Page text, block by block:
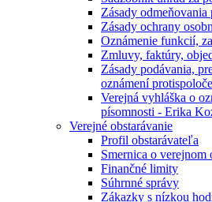
Zásady
Zásady ochrany
Oznámenie funkcií,
Zmluvy, faktúry,
Zásady podávania,
oznámení
Verejná vyhláška o
písomnosti - Erika
Verejné obstarávanie
Profil obstarávateľa
Smernica o verejnom
Finančné limity
Súhrnné správy
Zákazky s nízkou